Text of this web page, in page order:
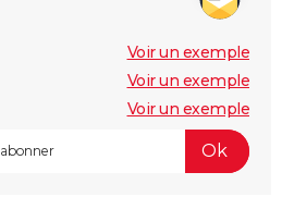
Voir un exemple
Voir un exemple
Voir un exemple